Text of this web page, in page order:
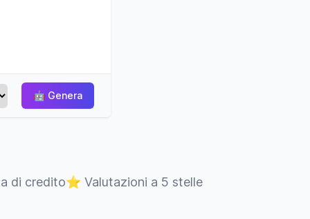
🤖 Genera
di credito⭐ Valutazioni a 5 stelle